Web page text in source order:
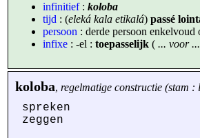
infinitief: koloba
tijd : (eleká kala etikalá) passé
persoon : derde persoon
infixe : -el : toepasselijk ( ... voor
koloba, regelmatige constructie (stam :
spreken
zeggen